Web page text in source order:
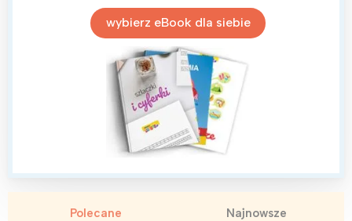
wybierz eBook dla siebie
Polecane Najnowsze
Interesują mnie wydarzenia z
tego regionu:
Warszawa
Śląsk
Kraków